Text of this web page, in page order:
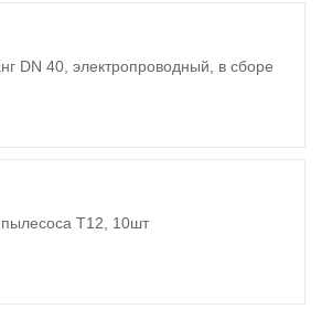
DN 40, электропроводный, в сборе
Т12, 10шт